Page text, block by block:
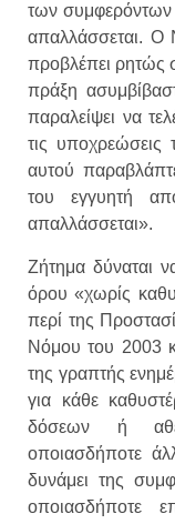
των συμφερόντων
απαλλάσσεται. Ο
προβλέπει ρητώς
πράξη
παραλείψει να
τις υποχρεώσεις
αυτού
του εγγυητή
απαλλάσσεται».
Ζήτημα δύναται
όρου «χωρίς
περί της
Νόμου του 2003
της γραπτής
για κάθε
δόσεων ή
οποιασδήποτε
δυνάμει της
οποιασδήποτε